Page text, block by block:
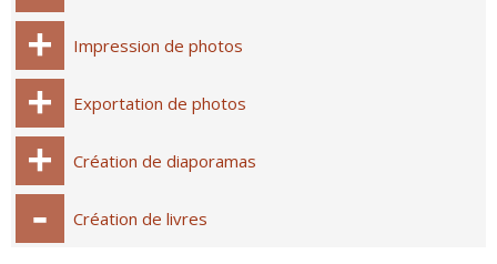
Impression de photos
Exportation de photos
Création de diaporamas
Création de livres